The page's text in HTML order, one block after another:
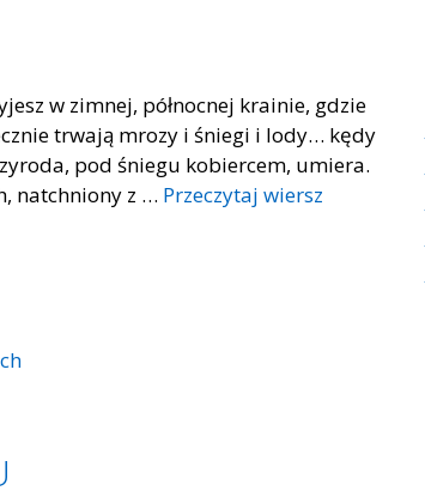
w zimnej, północnej krainie, gdzie
trwają mrozy i śniegi i lody… kędy
pod śniegu kobiercem, umiera.
natchniony z … Przeczytaj wiersz